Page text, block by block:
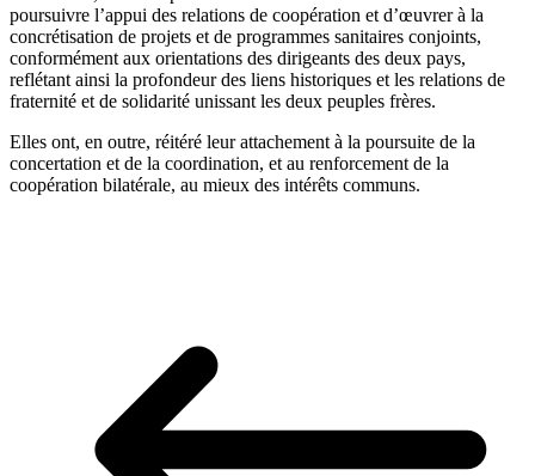
poursuivre l’appui des relations de coopération et d’œuvrer à la
concrétisation de projets et de programmes sanitaires conjoints,
conformément aux orientations des dirigeants des deux pays,
reflétant ainsi la profondeur des liens historiques et les relations de
fraternité et de solidarité unissant les deux peuples frères.
Elles ont, en outre, réitéré leur attachement à la poursuite de la
concertation et de la coordination, et au renforcement de la
coopération bilatérale, au mieux des intérêts communs.